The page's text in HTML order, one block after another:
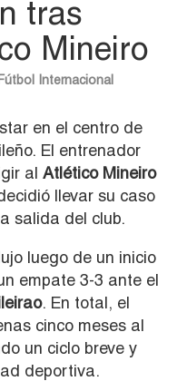
tras
Mineiro
Fútbol Internacional
en el centro de
El entrenador
al Atlético Mineiro
llevar su caso
salida del club.
luego de un inicio
empate 3-3 ante el
. En total, el
cinco meses al
un ciclo breve y
deportiva.